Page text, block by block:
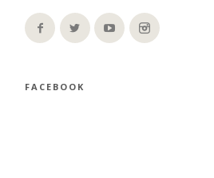
FACEBOOK